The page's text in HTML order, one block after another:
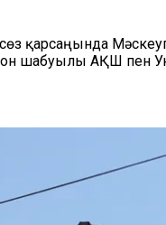
қарсаңында
шабуылы АҚШ пен